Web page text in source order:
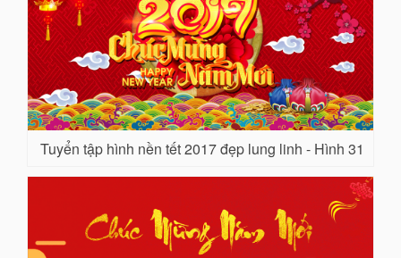
Tuyển tập hình nền tết 2017 đẹp lung linh - Hình 31